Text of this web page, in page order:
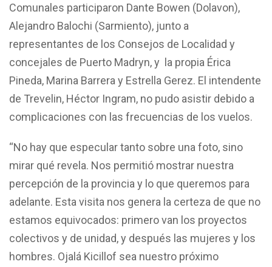
Comunales participaron Dante Bowen (Dolavon),
Alejandro Balochi (Sarmiento), junto a
representantes de los Consejos de Localidad y
concejales de Puerto Madryn, y la propia Érica
Pineda, Marina Barrera y Estrella Gerez. El intendente
de Trevelin, Héctor Ingram, no pudo asistir debido a
complicaciones con las frecuencias de los vuelos.
“No hay que especular tanto sobre una foto, sino
mirar qué revela. Nos permitió mostrar nuestra
percepción de la provincia y lo que queremos para
adelante. Esta visita nos genera la certeza de que no
estamos equivocados: primero van los proyectos
colectivos y de unidad, y después las mujeres y los
hombres. Ojalá Kicillof sea nuestro próximo